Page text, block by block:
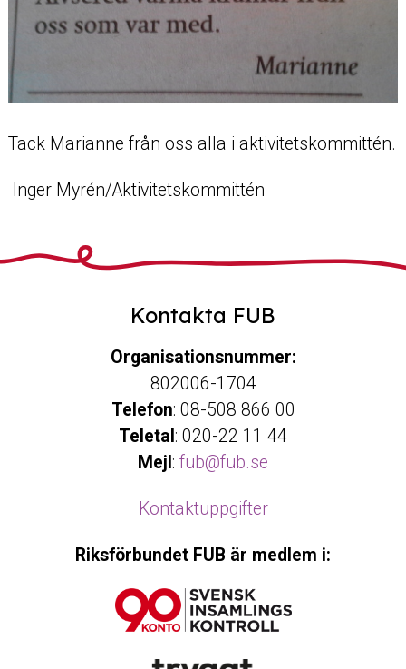
Tack Marianne från oss alla i aktivitetskommittén.
Inger Myrén/Aktivitetskommittén
Kontakta FUB
Organisationsnummer:
802006-1704
Telefon: 08-508 866 00
Teletal : 020-22 11 44
Mejl : fub@fub.se
Kontaktuppgifter
Riksförbundet FUB är medlem i: